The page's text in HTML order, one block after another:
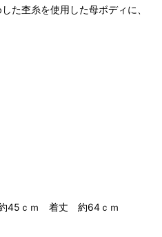
た杢糸を使用した母ボディに、
ｃｍ 着丈 約64ｃｍ